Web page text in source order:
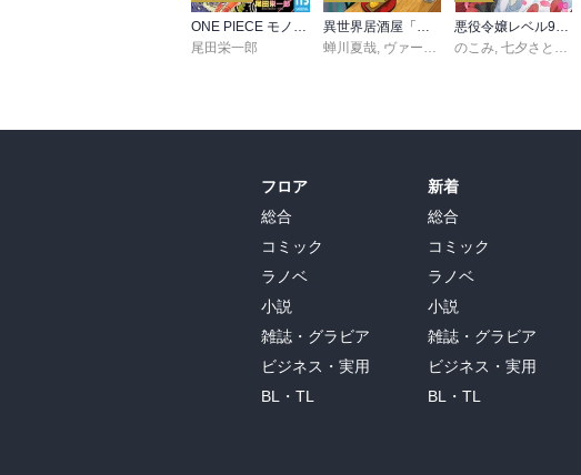
ONE PIECE モノクロ版 115
尾田栄一郎
異世界居酒屋「のぶ」(22)
蝉川夏哉, ヴァージニア二等兵 ,転
悪役令嬢レベル99 ～私は裏ボスですが魔王ではありません～ その６
のこみ,七夕さとり
フロア
総合
コミック
ラノベ
小説
雑誌・グラビア
ビジネス・実用
BL・TL
新着
総合
コミック
ラノベ
小説
雑誌・グラビア
ビジネス・実用
BL・TL